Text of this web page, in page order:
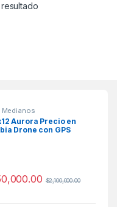
Medianos
Aurora Precio en
Drone con GPS
$2,100,000.00